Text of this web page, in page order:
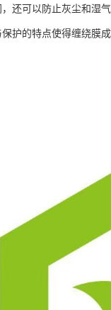
还可以防止灰尘和湿
护的特点使得缠绕膜